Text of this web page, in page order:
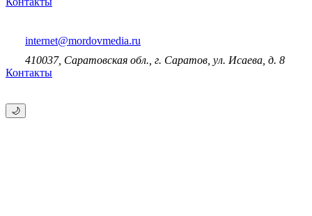
internet@mordovmedia.ru
410037, Саратовская обл., г. Саратов, ул. Исаева, д. 8
Контакты
🌙